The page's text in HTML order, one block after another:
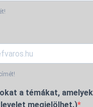
a témákat,
megjelölhet.)